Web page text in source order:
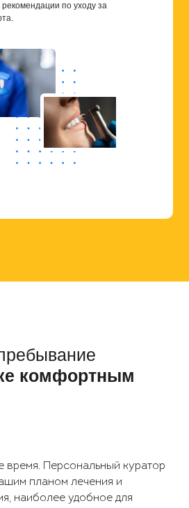
рекомендации по уходу за
комфортным
время. Персональный куратор
планом лечения и
наиболее удобное для